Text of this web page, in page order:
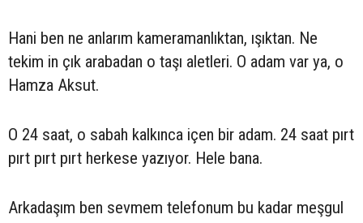
Hani ben ne anlarım kameramanlıktan, ışıktan. Ne
tekim in çık arabadan o taşı aletleri. O adam var ya, o
Hamza Aksut.
O 24 saat, o sabah kalkınca içen bir adam. 24 saat pırt
pırt pırt pırt herkese yazıyor. Hele bana.
Arkadaşım ben sevmem telefonum bu kadar meşgul